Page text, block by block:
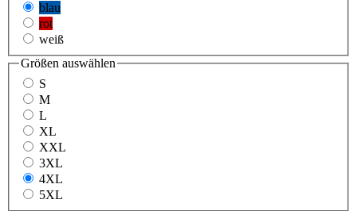
blau
rot
weiß
Größen auswählen
S
M
L
XL
XXL
3XL
4XL
5XL